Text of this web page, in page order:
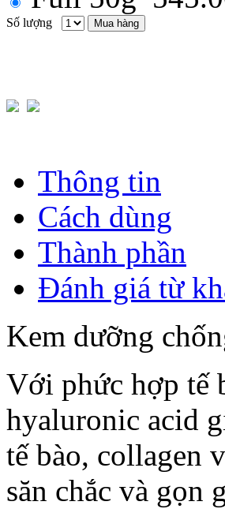
Số lượng Mua hàng
Thông tin
Cách dùng
Thành phần
Đánh giá từ
Kem dưỡng
Với phức hợp tế
hyaluronic acid
tế bào, collagen
săn chắc và gọn